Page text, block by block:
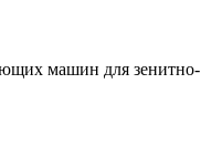
машин для зенитно-